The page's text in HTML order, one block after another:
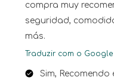
compra muy
seguridad,
más.
Traduzir com o Google
Sim,